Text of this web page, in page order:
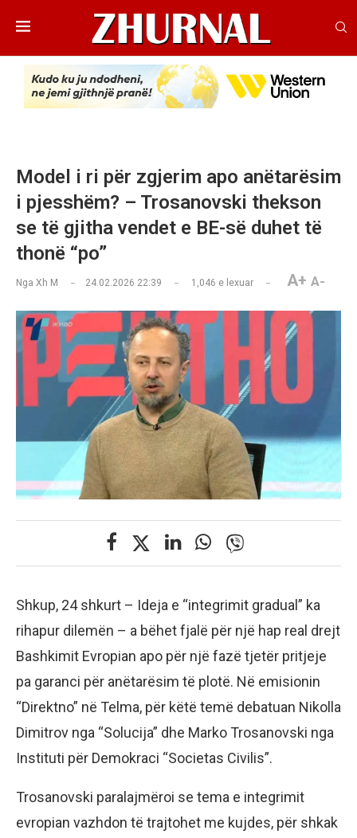
Model i ri për zgjerim apo anëtarësim
i pjesshëm? – Trosanovski thekson
se të gjitha vendet e BE-së duhet të
thonë “po”
Nga Xh M 24.02.2026 22:39 1,046 e lexuar A+ A-
Shkup, 24 shkurt – Ideja e “integrimit gradual” ka
rihapur dilemën – a bëhet fjalë për një hap real drejt
Bashkimit Evropian apo për një fazë tjetër pritjeje
pa garanci për anëtarësim të plotë. Në emisionin
“Direktno” në Telma, për këtë temë debatuan Nikolla
Dimitrov nga “Solucija” dhe Marko Trosanovski nga
Instituti për Demokraci “Societas Civilis”.
Trosanovski paralajmëroi se tema e integrimit
evropian vazhdon të trajtohet me kujdes, për shkak